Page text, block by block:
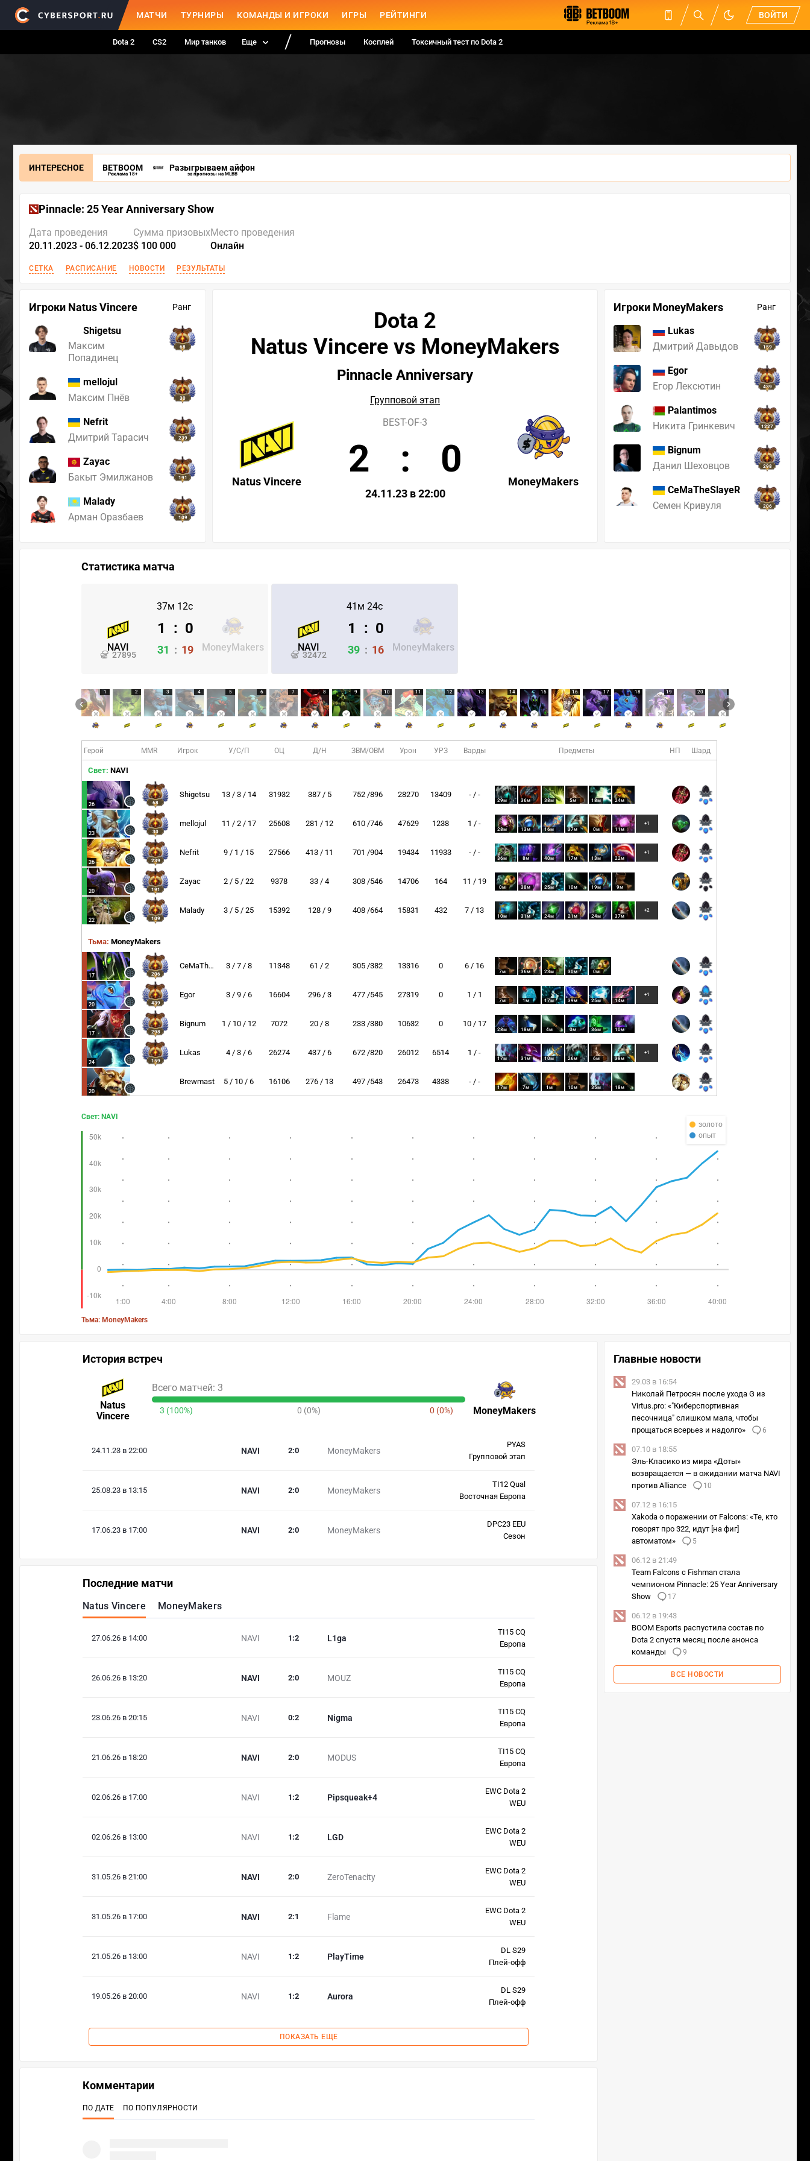
МАТЧИ ТУРНИРЫ КОМАНДЫ И ИГРОКИ ИГРЫ РЕЙТИНГИ ВОЙТИ
Dota 2 CS2 Мир танков Еще Прогнозы Косплей Токсичный тест по Dota 2
ИНТЕРЕСНОЕ BETBOOM
Реклама 18+
Разыгрываем айфон
за прогнозы на MLBB
Pinnacle: 25 Year Anniversary Show
Дата проведения
20.11.2023 - 06.12.2023
Сумма призовых
$ 100 000
Место проведения
Онлайн
СЕТКА РАСПИСАНИЕ НОВОСТИ РЕЗУЛЬТАТЫ
Игроки Natus Vincere Ранг
Shigetsu
Максим
Попадинец
68
mellojul
Максим Пнёв
30
Nefrit
Дмитрий Тарасич
239
Zayac
Бакыт Эмилжанов
191
Malady
Арман Оразбаев
109
Игроки MoneyMakers Ранг
Lukas
Дмитрий Давыдов
159
Egor
Егор Лексютин
439
Palantimos
Никита Гринкевич
1227
Bignum
Данил Шеховцов
298
CeMaTheSlayeR
Семен Кривуля
206
Dota 2
Natus Vincere vs MoneyMakers
Pinnacle Anniversary
Групповой этап
Natus Vincere MoneyMakers
BEST-OF-3
2 : 0
24.11.23 в 22:00
Статистика матча
37м 12с
NAVI
27895
MoneyMakers
1 : 0
31 : 19
41м 24с
NAVI
32472
MoneyMakers
1 : 0
39 : 16
1 2 3 4 5 6 7 8 9 10 11 12 13 14 15 16 17 18 19 20
Герой MMR Игрок У/С/П ОЦ Д/Н ЗВМ/ОВМ Урон УРЗ Варды Предметы НП Шард
Свет: NAVI
26 68
Shigetsu 13 / 3 / 14 31932 387 / 5 752 /896 28270 13409 - / -
29м 36м 38м 5м 18м 24м
23 30
mellojul 11 / 2 / 17 25608 281 / 12 610 /746 47629 1238 1 / -
28м 13м 16м 37м 0м 11м
+1
26 239
Nefrit 9 / 1 / 15 27566 413 / 11 701 /904 19434 11933 - / -
36м 8м 40м 17м 13м 22м
+1
20 191
Zayac 2 / 5 / 22 9378 33 / 4 308 /546 14706 164 11 / 19
0м 38м 25м 10м 19м 9м
22 109
Malady 3 / 5 / 25 15392 128 / 9 408 /664 15831 432 7 / 13
10м 31м 24м 21м 24м 37м
+2
Тьма: MoneyMakers
17 206
CeMaTheSlayeR 3 / 7 / 8 11348 61 / 2 305 /382 13316 0 6 / 16
7м 36м 23м 30м 0м
20 439
Egor 3 / 9 / 6 16604 296 / 3 477 /545 27319 0 1 / 1
7м 1м 17м 39м 25м 14м
+1
17 298
Bignum 1 / 10 / 12 7072 20 / 8 233 /380 10632 0 10 / 17
28м 18м 4м 0м 36м 10м
24 159
Lukas 4 / 3 / 6 26274 437 / 6 672 /820 26012 6514 1 / -
17м 31м 10м 26м 6м 38м
+1
20
Brewmaster 5 / 10 / 6 16106 276 / 13 497 /543 26473 4338 - / -
17м 7м 1м 10м 35м 18м
золото
опыт
Свет: NAVI
Тьма: MoneyMakers
История встреч
Natus
Vincere
MoneyMakers
Всего матчей: 3
3 (100%) 0 (0%) 0 (0%)
24.11.23 в 22:00 NAVI MoneyMakers
2:0
PYAS
Групповой этап
25.08.23 в 13:15 NAVI MoneyMakers
2:0
TI12 Qual
Восточная Европа
17.06.23 в 17:00 NAVI MoneyMakers
2:0
DPC23 EEU
Сезон
Последние матчи
Natus Vincere MoneyMakers
27.06.26 в 14:00 NAVI L1ga
1 :2
TI15 CQ
Европа
26.06.26 в 13:20 NAVI MOUZ
2:0
TI15 CQ
Европа
23.06.26 в 20:15 NAVI Nigma
0:2
TI15 CQ
Европа
21.06.26 в 18:20 NAVI MODUS
2:0
TI15 CQ
Европа
02.06.26 в 17:00 NAVI Pipsqueak+4
1 :2
EWC Dota 2
WEU
02.06.26 в 13:00 NAVI LGD
1 :2
EWC Dota 2
WEU
31.05.26 в 21:00 NAVI ZeroTenacity
2:0
EWC Dota 2
WEU
31.05.26 в 17:00 NAVI Flame
2:1
EWC Dota 2
WEU
21.05.26 в 13:00 NAVI PlayTime
1 :2
DL S29
Плей-офф
19.05.26 в 20:00 NAVI Aurora
1 :2
DL S29
Плей-офф
ПОКАЗАТЬ ЕЩЕ
Главные новости
29.03 в 16:54
Николай Петросян после ухода G из
Virtus.pro: «"Киберспортивная
песочница" слишком мала, чтобы
прощаться всерьез и надолго»
6
07.10 в 18:55
Эль-Класико из мира «Доты»
возвращается — в ожидании матча NAVI
против Alliance
10
07.12 в 16:15
Xakoda о поражении от Falcons: «Те, кто
говорят про 322, идут [на фиг]
автоматом»
5
06.12 в 21:49
Team Falcons с Fishman стала
чемпионом Pinnacle: 25 Year Anniversary
Show
17
06.12 в 19:43
BOOM Esports распустила состав по
Dota 2 спустя месяц после анонса
команды
9
ВСЕ НОВОСТИ
Комментарии
ПО ДАТЕ ПО ПОПУЛЯРНОСТИ